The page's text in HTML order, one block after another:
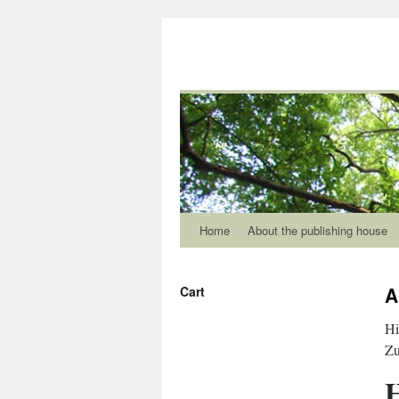
Home About the publishing house
Cart